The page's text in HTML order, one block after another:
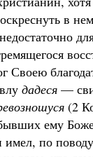
в
дадеся —
(2
ему
по